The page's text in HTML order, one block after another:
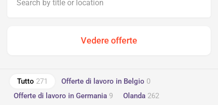
Tutto 271 Offerte di lavoro in Belgio 0
Offerte di lavoro in Germania 9 Olanda 262